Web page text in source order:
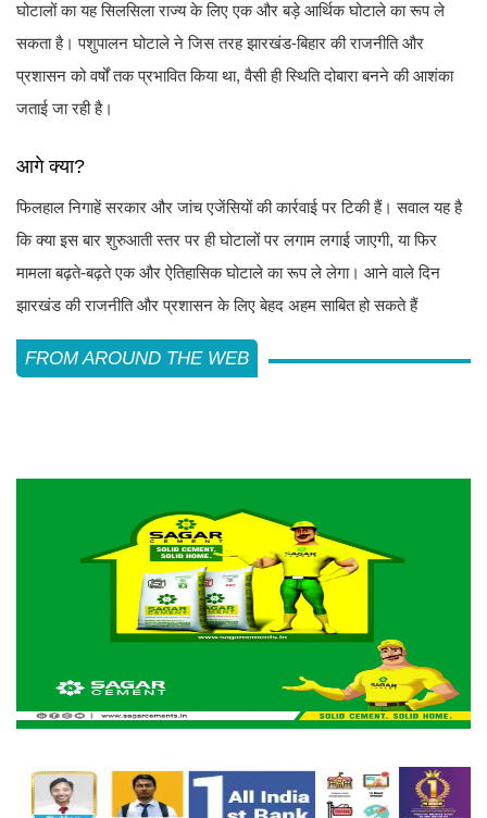
घोटालों का यह सिलसिला राज्य के लिए एक और बड़े आर्थिक घोटाले का रूप ले
सकता है। पशुपालन घोटाले ने जिस तरह झारखंड-बिहार की राजनीति और
प्रशासन को वर्षों तक प्रभावित किया था, वैसी ही स्थिति दोबारा बनने की आशंका
जताई जा रही है।
आगे क्या?
फिलहाल निगाहें सरकार और जांच एजेंसियों की कार्रवाई पर टिकी हैं। सवाल यह है
कि क्या इस बार शुरुआती स्तर पर ही घोटालों पर लगाम लगाई जाएगी, या फिर
मामला बढ़ते-बढ़ते एक और ऐतिहासिक घोटाले का रूप ले लेगा। आने वाले दिन
झारखंड की राजनीति और प्रशासन के लिए बेहद अहम साबित हो सकते हैं
FROM AROUND THE WEB